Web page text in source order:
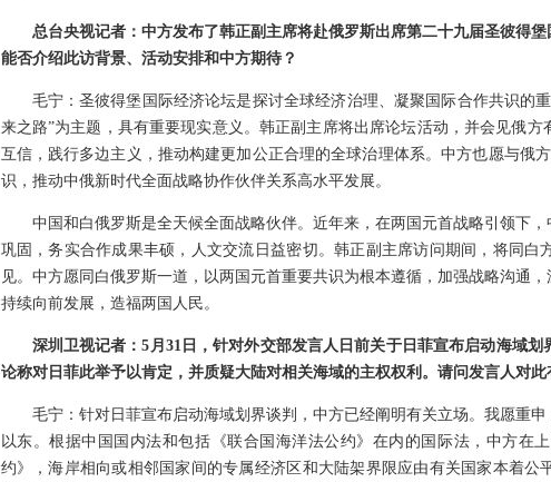
总台央视记者：中方发布了韩正副主席将赴俄罗斯出席第二十九届圣彼得
能否介绍此访背景、活动安排和中方期待？
毛宁：圣彼得堡国际经济论坛是探讨全球经济治理、凝聚国际合作共识的
来之路”为主题，具有重要现实意义。韩正副主席将出席论坛活动，并会见俄
互信，践行多边主义，推动构建更加公正合理的全球治理体系。中方也愿与俄
识，推动中俄新时代全面战略协作伙伴关系高水平发展。
中国和白俄罗斯是全天候全面战略伙伴。近年来，在两国元首战略引领下
巩固，务实合作成果丰硕，人文交流日益密切。韩正副主席访问期间，将同白
见。中方愿同白俄罗斯一道，以两国元首重要共识为根本遵循，加强战略沟通
持续向前发展，造福两国人民。
深圳卫视记者：5月31日，针对外交部发言人日前关于日菲宣布启动海域
论称对日菲此举予以肯定，并质疑大陆对相关海域的主权权利。请问发言人对此
毛宁：针对日菲宣布启动海域划界谈判，中方已经阐明有关立场。我愿重
以东。根据中国国内法和包括《联合国海洋法公约》在内的国际法，中方在
约》，海岸相向或相邻国家间的专属经济区和大陆架界限应由有关国家本着公